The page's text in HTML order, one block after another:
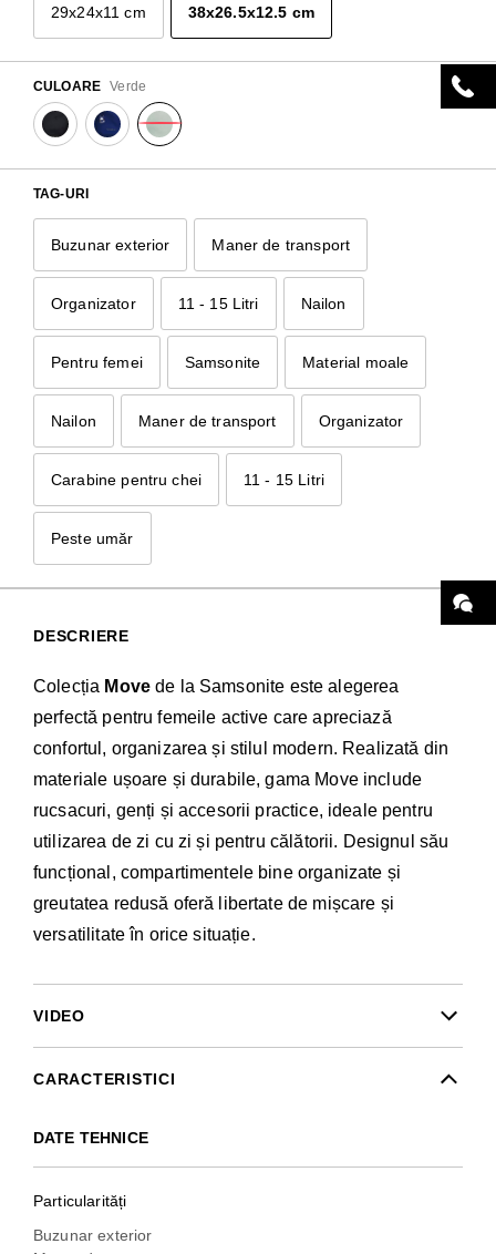
29x24x11 cm 38x26.5x12.5 cm
CULOARE Verde
TAG-URI
Buzunar exterior Maner de transport
Organizator 11 - 15 Litri Nailon
Pentru femei Samsonite Material moale
Nailon Maner de transport Organizator
Carabine pentru chei 11 - 15 Litri
Peste umăr
DESCRIERE
Colecția Movede la Samsonite este alegerea
perfectă pentru femeile active care apreciază
confortul, organizarea și stilul modern. Realizată din
materiale ușoare și durabile, gama Move include
rucsacuri, genți și accesorii practice, ideale pentru
utilizarea de zi cu zi și pentru călătorii. Designul său
funcțional, compartimentele bine organizate și
greutatea redusă oferă libertate de mișcare și
versatilitate în orice situație.
VIDEO
CARACTERISTICI
DATE TEHNICE
Particularități
Buzunar exterior